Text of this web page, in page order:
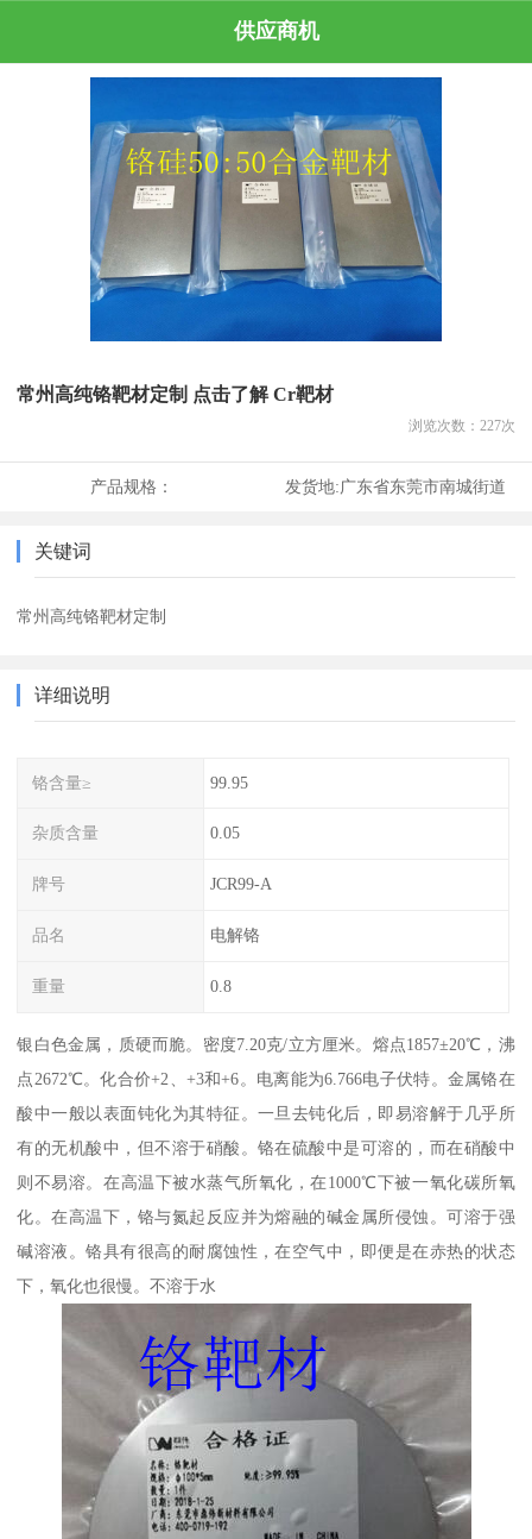
供应商机
常州高纯铬靶材定制 点击了解 Cr靶材
浏览次数： 227次
产品规格： 发货地:广东省东莞市南城街道
关键词
常州高纯铬靶材定制
详细说明
铬含量≥ 99.95
杂质含量 0.05
牌号 JCR99-A
品名 电解铬
重量 0.8
银白色金属，质硬而脆。密度7.20克/立方厘米。熔点1857±20℃，沸
点2672℃。化合价+2、+3和+6。电离能为6.766电子伏特。金属铬在
酸中一般以表面钝化为其特征。一旦去钝化后，即易溶解于几乎所
有的无机酸中，但不溶于硝酸。铬在硫酸中是可溶的，而在硝酸中
则不易溶。在高温下被水蒸气所氧化，在1000℃下被一氧化碳所氧
化。在高温下，铬与氮起反应并为熔融的碱金属所侵蚀。可溶于强
碱溶液。铬具有很高的耐腐蚀性，在空气中，即便是在赤热的状态
下，氧化也很慢。不溶于水